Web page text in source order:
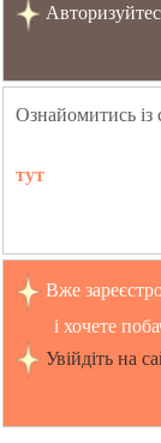
Ознайомитись
тут
Вже
і хочете
Увійдіть на